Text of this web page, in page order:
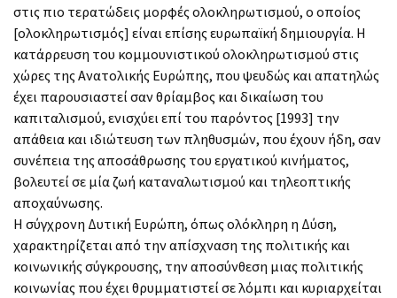
στις πιο τερατώδεις μορφές ολοκληρωτισμού, ο οποίος
[ολοκληρωτισμός] είναι επίσης ευρωπαϊκή δημιουργία. Η
κατάρρευση του κομμουνιστικού ολοκληρωτισμού στις
χώρες της Ανατολικής Ευρώπης, που ψευδώς και απατηλώς
έχει παρουσιαστεί σαν θρίαμβος και δικαίωση του
καπιταλισμού, ενισχύει επί του παρόντος [1993] την
απάθεια και ιδιώτευση των πληθυσμών, που έχουν ήδη, σαν
συνέπεια της αποσάθρωσης του εργατικού κινήματος,
βολευτεί σε μία ζωή καταναλωτισμού και τηλεοπτικής
αποχαύνωσης.
Η σύγχρονη Δυτική Ευρώπη, όπως ολόκληρη η Δύση,
χαρακτηρίζεται από την απίσχναση της πολιτικής και
κοινωνικής σύγκρουσης, την αποσύνθεση μιας πολιτικής
κοινωνίας που έχει θρυμματιστεί σε λόμπι και κυριαρχείται